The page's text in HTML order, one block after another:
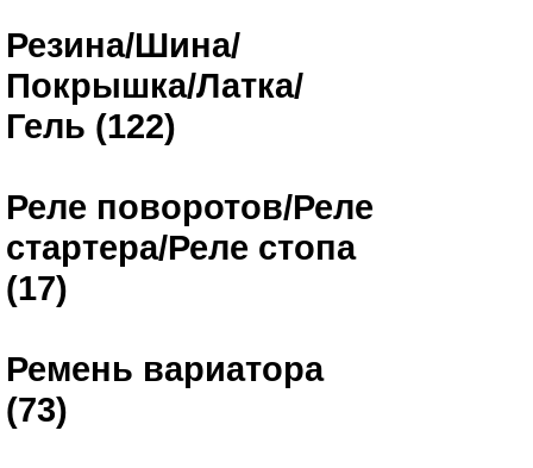
Резина/Шина/
Покрышка/Латка/
Гель (122)
Реле поворотов/Реле
стартера/Реле стопа
(17)
Ремень вариатора
(73)